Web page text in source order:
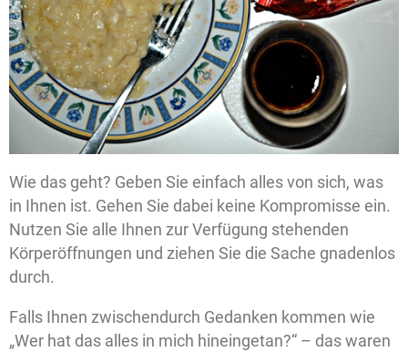
Wie das geht? Geben Sie einfach alles von sich, was
in Ihnen ist. Gehen Sie dabei keine Kompromisse ein.
Nutzen Sie alle Ihnen zur Verfügung stehenden
Körperöffnungen und ziehen Sie die Sache gnadenlos
durch.
Falls Ihnen zwischendurch Gedanken kommen wie
„Wer hat das alles in mich hineingetan?“ – das waren